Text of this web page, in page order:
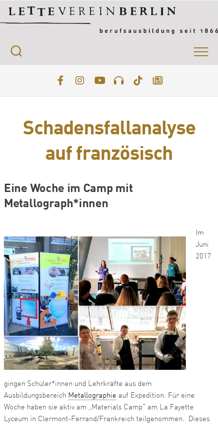
content
Schadensfallanalyse
auf französisch
Eine Woche im Camp mit
Metallograph*innen
Im
Juni
2017
gingen Schüler*innen und Lehrkräfte aus dem
Ausbildungsbereich Metallographie auf Expedition. Für eine
Woche haben sie aktiv am „Materials Camp“ am La Fayette
Lyceum in Clermont-Ferrand/Frankreich teilgenommen. Dieses